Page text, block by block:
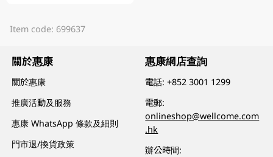
Item code: 699637
關於惠康
關於惠康
推廣活動及服務
惠康 WhatsApp 條款及細則
門市退/換貨政策
惠康網店查詢
電話:+852 3001 1299
電郵:
onlineshop@wellcome.com
.hk
辦公時間: